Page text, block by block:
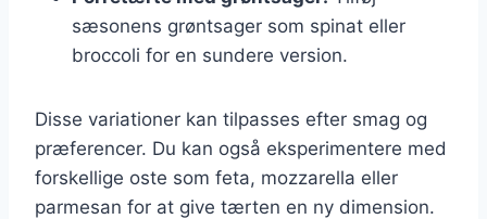
sæsonens grøntsager som spinat eller
broccoli for en sundere version.
Disse variationer kan tilpasses efter smag og
præferencer. Du kan også eksperimentere med
forskellige oste som feta, mozzarella eller
parmesan for at give tærten en ny dimension.